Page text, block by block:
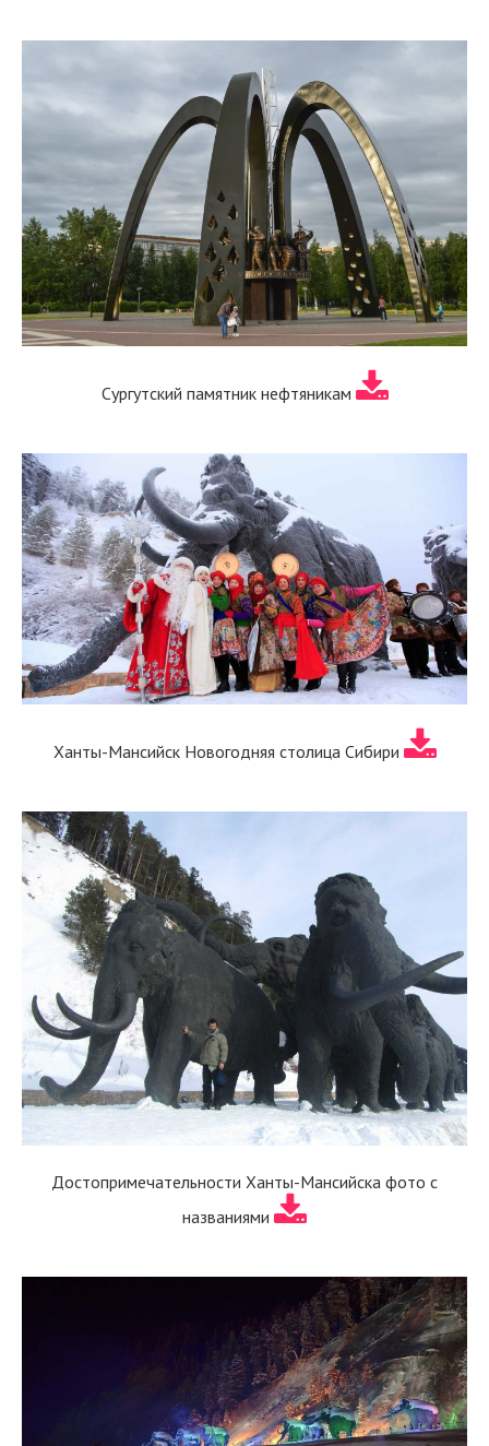
Сургутский памятник нефтяникам
Ханты-Мансийск Новогодняя столица Сибири
Достопримечательности Ханты-Мансийска фото с
названиями